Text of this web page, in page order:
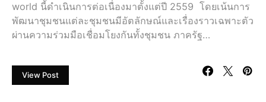
world นี้ดำเนินการต่อเนื่องมาตั้งแต่ปี 2559 โดยเน้นการ
พัฒนาชุมชนแต่ละชุมชนมีอัตลักษณ์และเรื่องราวเฉพาะตัว
ผ่านความร่วมมือเชื่อมโยงกันทั้งชุมชน ภาครัฐ…
View Post